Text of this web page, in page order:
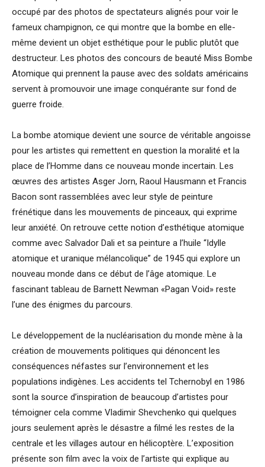
occupé par des photos de spectateurs alignés pour voir le
fameux champignon, ce qui montre que la bombe en elle-
même devient un objet esthétique pour le public plutôt que
destructeur. Les photos des concours de beauté Miss Bombe
Atomique qui prennent la pause avec des soldats américains
servent à promouvoir une image conquérante sur fond de
guerre froide.
La bombe atomique devient une source de véritable angoisse
pour les artistes qui remettent en question la moralité et la
place de l’Homme dans ce nouveau monde incertain. Les
œuvres des artistes Asger Jorn, Raoul Hausmann et Francis
Bacon sont rassemblées avec leur style de peinture
frénétique dans les mouvements de pinceaux, qui exprime
leur anxiété. On retrouve cette notion d’esthétique atomique
comme avec Salvador Dali et sa peinture a l’huile “Idylle
atomique et uranique mélancolique” de 1945 qui explore un
nouveau monde dans ce début de l’âge atomique. Le
fascinant tableau de Barnett Newman «Pagan Void» reste
l’une des énigmes du parcours.
Le développement de la nucléarisation du monde mène à la
création de mouvements politiques qui dénoncent les
conséquences néfastes sur l’environnement et les
populations indigènes. Les accidents tel Tchernobyl en 1986
sont la source d’inspiration de beaucoup d’artistes pour
témoigner cela comme Vladimir Shevchenko qui quelques
jours seulement après le désastre a filmé les restes de la
centrale et les villages autour en hélicoptère. L’exposition
présente son film avec la voix de l’artiste qui explique au